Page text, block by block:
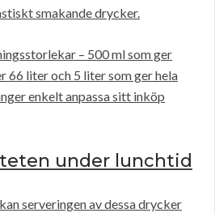
smakande drycker.
– 500 ml som ger
66 liter och 5 liter som ger hela
enkelt anpassa sitt inköp
under lunchtid
serveringen av dessa drycker